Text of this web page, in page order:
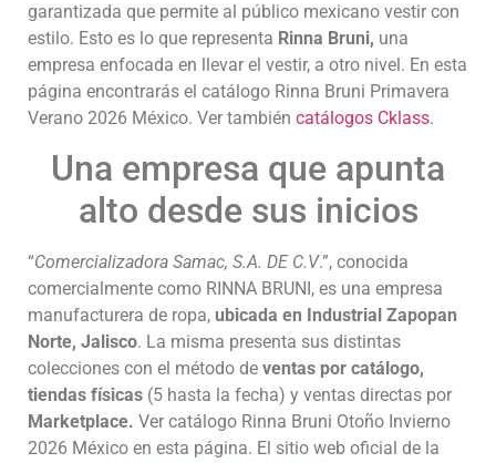
garantizada que permite al público mexicano vestir con
estilo. Esto es lo que representa Rinna Bruni, una
empresa enfocada en llevar el vestir, a otro nivel. En esta
página encontrarás el catálogo Rinna Bruni Primavera
Verano 2026 México. Ver también catálogos Cklass.
Una empresa que apunta
alto desde sus inicios
“Comercializadora Samac, S.A. DE C.V.”, conocida
comercialmente como RINNA BRUNI, es una empresa
manufacturera de ropa, ubicada en Industrial Zapopan
Norte, Jalisco. La misma presenta sus distintas
colecciones con el método de ventas por catálogo,
tiendas físicas (5 hasta la fecha) y ventas directas por
Marketplace. Ver catálogo Rinna Bruni Otoño Invierno
2026 México en esta página. El sitio web oficial de la